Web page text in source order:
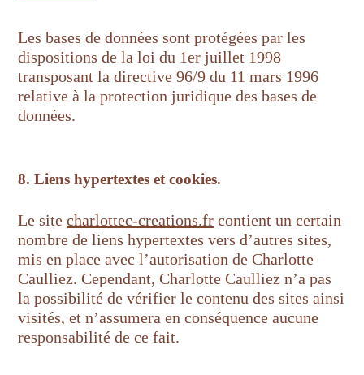
Les bases de données sont protégées par les
dispositions de la loi du 1er juillet 1998
transposant la directive 96/9 du 11 mars 1996
relative à la protection juridique des bases de
données.
8. Liens hypertextes et cookies.
Le sitecharlottec-creations.fr contient un certain
nombre de liens hypertextes vers d’autres sites,
mis en place avec l’autorisation de Charlotte
Caulliez. Cependant, Charlotte Caulliez n’a pas
la possibilité de vérifier le contenu des sites ainsi
visités, et n’assumera en conséquence aucune
responsabilité de ce fait.